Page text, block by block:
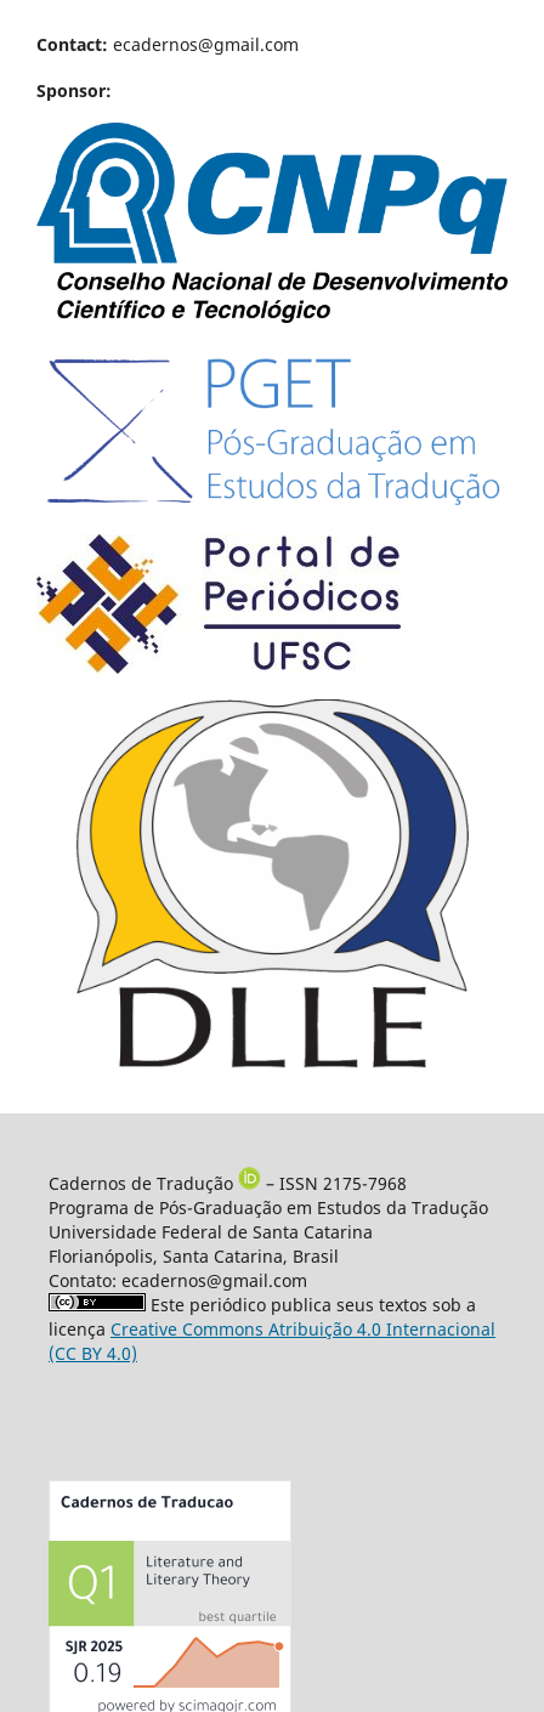
Contact: ecadernos@gmail.com
Sponsor:
Cadernos de Tradução
– ISSN 2175-7968
Programa de Pós-Graduação em Estudos da Tradução
Universidade Federal de Santa Catarina
Florianópolis, Santa Catarina, Brasil
Contato: ecadernos@gmail.com
Este periódico publica seus textos sob a
licença Creative Commons Atribuição 4.0 Internacional
(CC BY 4.0)